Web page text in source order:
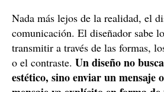
Nada más lejos de la realidad, el
comunicación. El diseñador sabe
transmitir a través de las formas,
o el contraste. Un diseño no
estético, sino enviar un mensaje